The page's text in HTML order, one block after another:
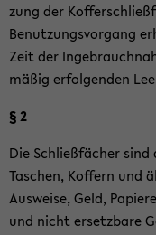
zung der
Be­nut­zungs­vor­gang
Zeit der
mä­ßig er­fol­gen­den
§ 2
Die Schließ­fä­cher
Ta­schen, Kof­fern und
Aus­wei­se, Geld,
und nicht er­setz­ba­re